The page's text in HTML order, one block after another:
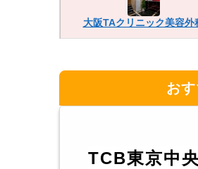
大阪TAクリニック美容外
お
TCB東京中